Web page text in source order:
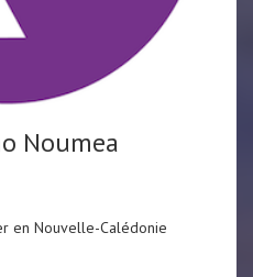
Noumea
en Nouvelle-Calédonie